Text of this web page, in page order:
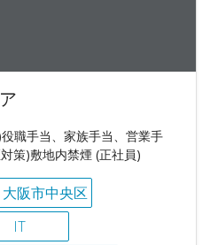
職手当、家族手当、営業手
策)敷地内禁煙 (正社員)
大阪市中央区
IT